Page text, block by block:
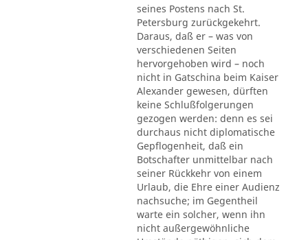
seines Postens nach St.
Petersburg zurückgekehrt.
Daraus, daß er – was von
verschiedenen Seiten
hervorgehoben wird – noch
nicht in Gatschina beim Kaiser
Alexander gewesen, dürften
keine Schlußfolgerungen
gezogen werden: denn es sei
durchaus nicht diplomatische
Gepflogenheit, daß ein
Botschafter unmittelbar nach
seiner Rückkehr von einem
Urlaub, die Ehre einer Audienz
nachsuche; im Gegentheil
warte ein solcher, wenn ihn
nicht außergewöhnliche